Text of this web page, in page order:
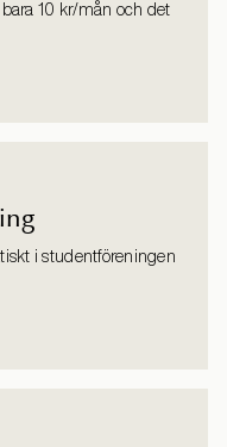
10 kr/mån och det
i studentföreningen